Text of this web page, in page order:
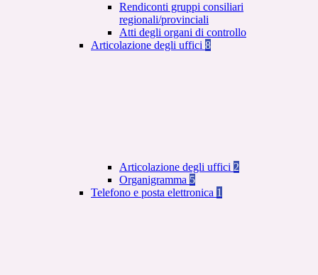
Rendiconti gruppi consiliari
regionali/provinciali
Atti degli organi di controllo
Articolazione degli uffici 8
Articolazione degli uffici 2
Organigramma 5
Telefono e posta elettronica 1